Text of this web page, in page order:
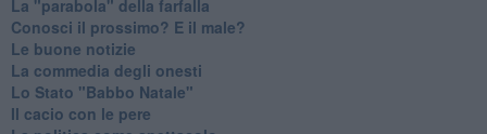
La "parabola" della farfalla
Conosci il prossimo? E il male?
Le buone notizie
La commedia degli onesti
Lo Stato "Babbo Natale"
Il cacio con le pere